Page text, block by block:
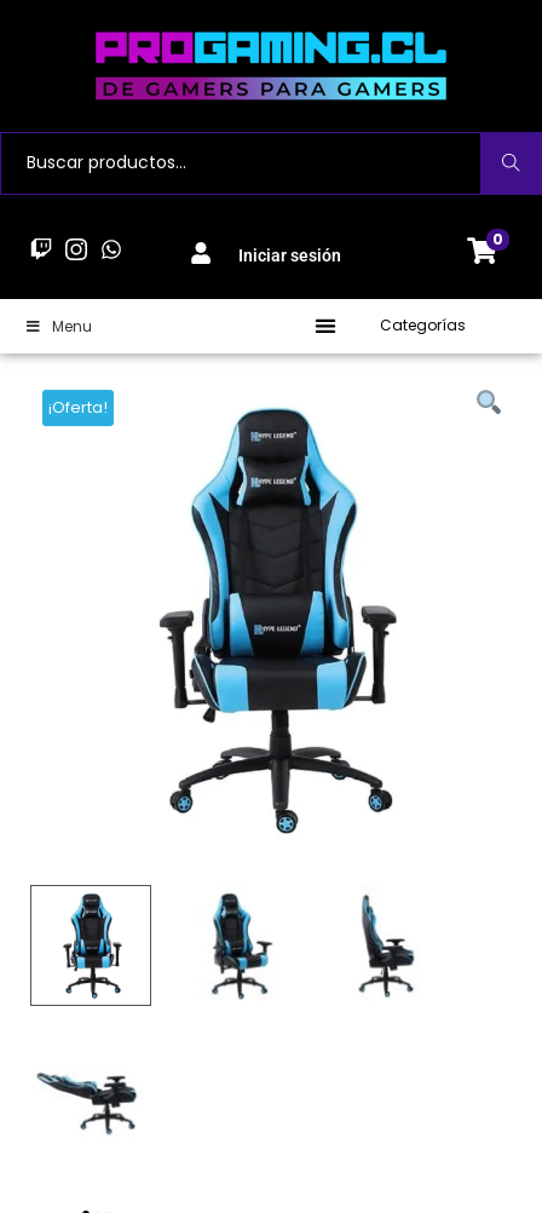
Buscar
Iniciar sesión
0
Menu Categorías
¡Oferta!